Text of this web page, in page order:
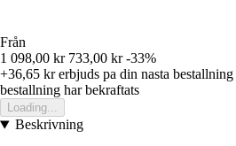
Från
1 098,00 kr 733,00 kr -33%
+36,65 krerbjuds pa din nasta bestallning
bestallning har bekraftats
Loading...
Beskrivning